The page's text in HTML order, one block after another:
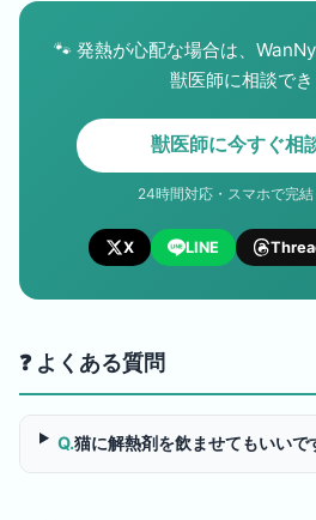
🐾 発熱が心配な場合は、
獣医師に相談でき
獣医師に今すぐ相
24時間対応・スマホで完
X LINE
❓ よくある質問
Q.猫に解熱剤を飲ませてもいいで